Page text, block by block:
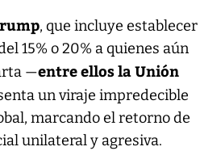
, que incluye establecer
15% o 20% a quienes aún
—entre ellos la Unión
un viraje impredecible
marcando el retorno de
unilateral y agresiva.